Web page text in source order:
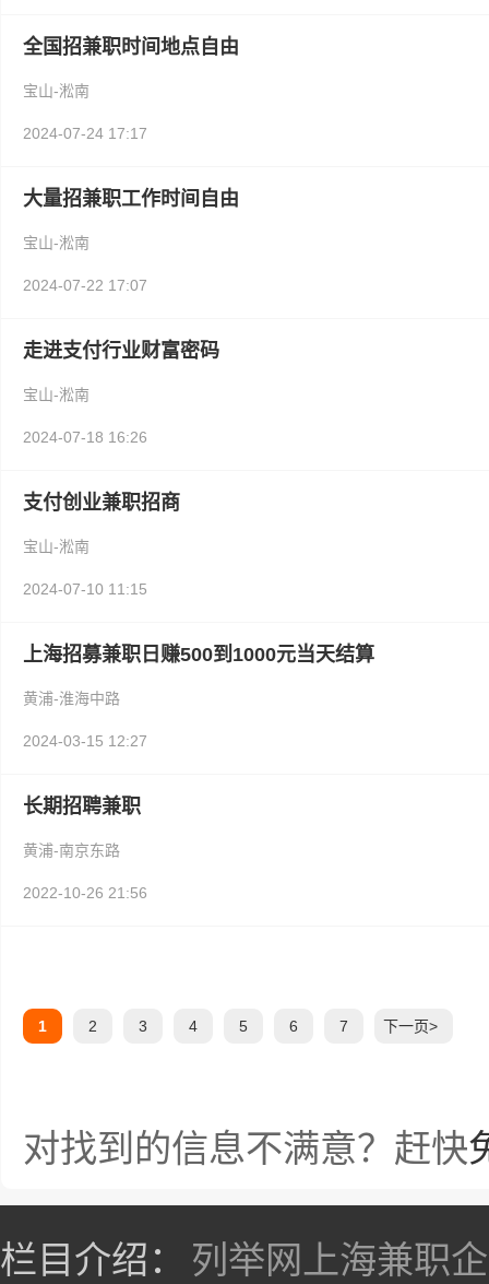
全国招兼职时间地点自由
宝山-淞南
2024-07-24 17:17
大量招兼职工作时间自由
宝山-淞南
2024-07-22 17:07
走进支付行业财富密码
宝山-淞南
2024-07-18 16:26
支付创业兼职招商
宝山-淞南
2024-07-10 11:15
上海招募兼职日赚500到1000元当天结算
黄浦-淮海中路
2024-03-15 12:27
长期招聘兼职
黄浦-南京东路
2022-10-26 21:56
1 2 3 4 5 6 7 下一页>
对找到的信息不满意？赶快
栏目介绍：
列举网上海兼职